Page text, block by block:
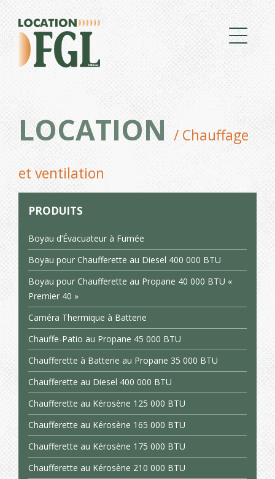
LOCATION / Chauffage
et ventilation
PRODUITS
Boyau d’Évacuateur à Fumée
Boyau pour Chaufferette au Diesel 400 000 BTU
Boyau pour Chaufferette au Propane 40 000 BTU «
Premier 40 »
Caméra Thermique à Batterie
Chauffe-Patio au Propane 45 000 BTU
Chaufferette à Batterie au Propane 35 000 BTU
Chaufferette au Diesel 400 000 BTU
Chaufferette au Kérosène 125 000 BTU
Chaufferette au Kérosène 165 000 BTU
Chaufferette au Kérosène 175 000 BTU
Chaufferette au Kérosène 210 000 BTU